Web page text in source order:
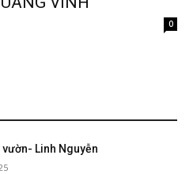
0
vườn- Linh Nguyễn